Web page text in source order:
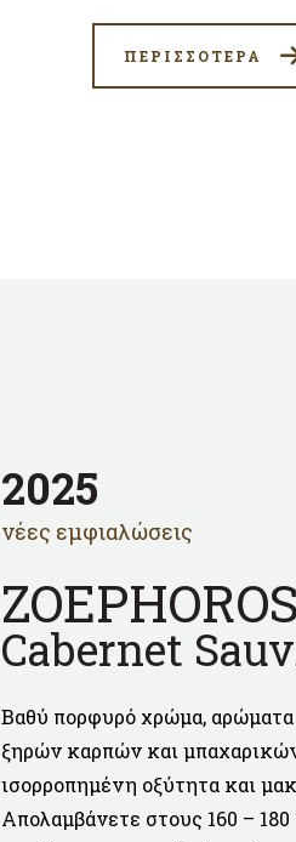
ΠΕΡΙΣΣΟΤΕΡΑ
2025
νέες εμφιαλώσεις
ZOEPHOROS
Cabernet
Βαθύ πορφυρό χρώμα,
ξηρών καρπών και
ισορροπημένη οξύτητα και
Απολαμβάνετε στους 160 –